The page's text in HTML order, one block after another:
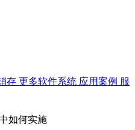
存 更多软件系统 应用案例 服
如何实施